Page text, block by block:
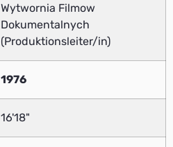
Wytwornia Filmow
Dokumentalnych
(Produktionsleiter/in)
1976
16'18"